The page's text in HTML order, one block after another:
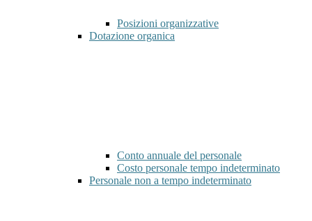
Posizioni organizzative
Dotazione organica
Conto annuale del personale
Costo personale tempo indeterminato
Personale non a tempo indeterminato